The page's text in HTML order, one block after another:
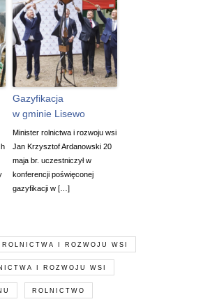
Gazyfikacja
w gminie Lisewo
Minister rolnictwa i rozwoju wsi
Jan Krzysztof Ardanowski 20
maja br. uczestniczył w
konferencji poświęconej
gazyfikacji w […]
I ROZWOJU WSI
I ROZWOJU WSI
ROLNICTWO